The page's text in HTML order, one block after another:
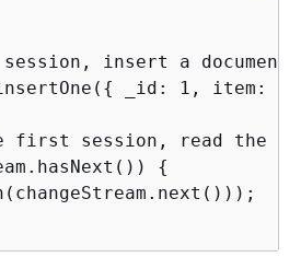
insert a document
{ _id: 1, item:
first session, read the
{